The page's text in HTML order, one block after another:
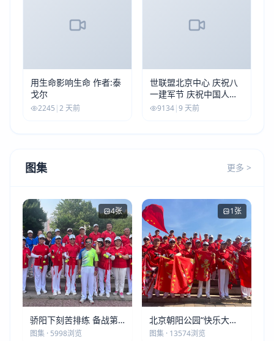
用生命影响生命 作者:泰
戈尔
2245 |2 天前
世联盟北京中心 庆祝八
一建军节 庆祝中国人民
解放军建军99周年
9134|9 天前
图集 更多 >
4张
骄阳下刻苦排练 备战第
五届莫斯科世界大健康运
图集 · 5998浏览
1张
北京朝阳公园“快乐大本
营”建党105周年庆祝活动
图集 · 13574浏览